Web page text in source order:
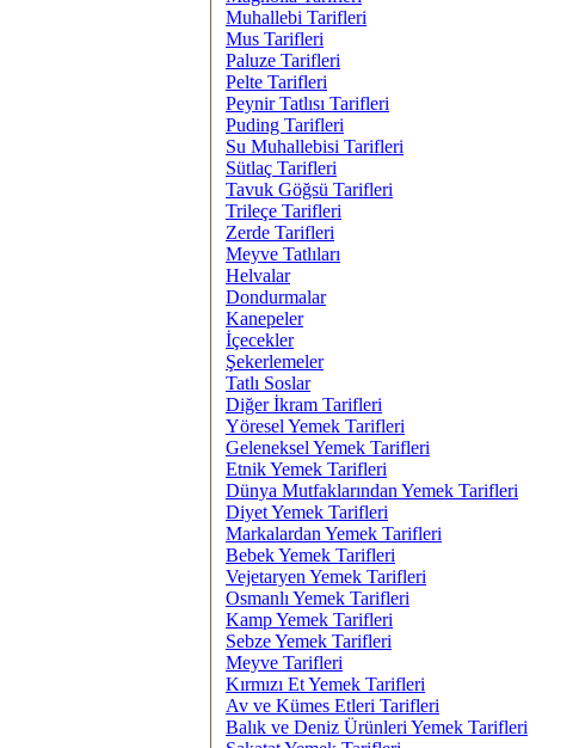
Muhallebi Tarifleri
Mus Tarifleri
Paluze Tarifleri
Pelte Tarifleri
Peynir Tatlısı Tarifleri
Puding Tarifleri
Su Muhallebisi Tarifleri
Sütlaç Tarifleri
Tavuk Göğsü Tarifleri
Trileçe Tarifleri
Zerde Tarifleri
Meyve Tatlıları
Helvalar
Dondurmalar
Kanepeler
İçecekler
Şekerlemeler
Tatlı Soslar
Diğer İkram Tarifleri
Yöresel Yemek Tarifleri
Geleneksel Yemek Tarifleri
Etnik Yemek Tarifleri
Dünya Mutfaklarından Yemek Tarifleri
Diyet Yemek Tarifleri
Markalardan Yemek Tarifleri
Bebek Yemek Tarifleri
Vejetaryen Yemek Tarifleri
Osmanlı Yemek Tarifleri
Kamp Yemek Tarifleri
Sebze Yemek Tarifleri
Meyve Tarifleri
Kırmızı Et Yemek Tarifleri
Av ve Kümes Etleri Tarifleri
Balık ve Deniz Ürünleri Yemek Tarifleri